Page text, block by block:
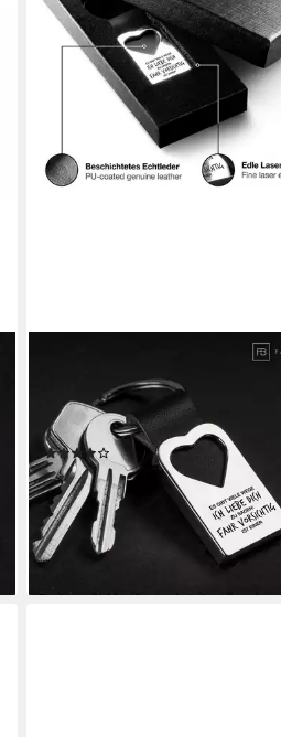
Schlüsselanhänger Leder mit Herz
und Gravur - Fahr vorsichtig
Glücksbringer - Viele Wege
(2)
15,90 €
lieferbar - in 3-4 Werktagen bei dir